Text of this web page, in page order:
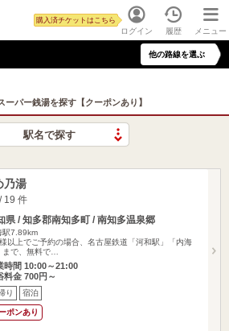
ログイン
購入済チケットはこちら
履歴 メニュー
他の路線を選ぶ
ーパー銭湯を探す【クーポンあり】
駅名で探す
乃湯
/ 19 件
県 / 知多郡南知多町 / 南知多温泉郷
駅7.89km
以上でご予約の場合、名古屋鉄道「河和駅」「内海
まで、無料で…
時間 10:00～21:00
料金 700円～
り 宿泊
ポンあり